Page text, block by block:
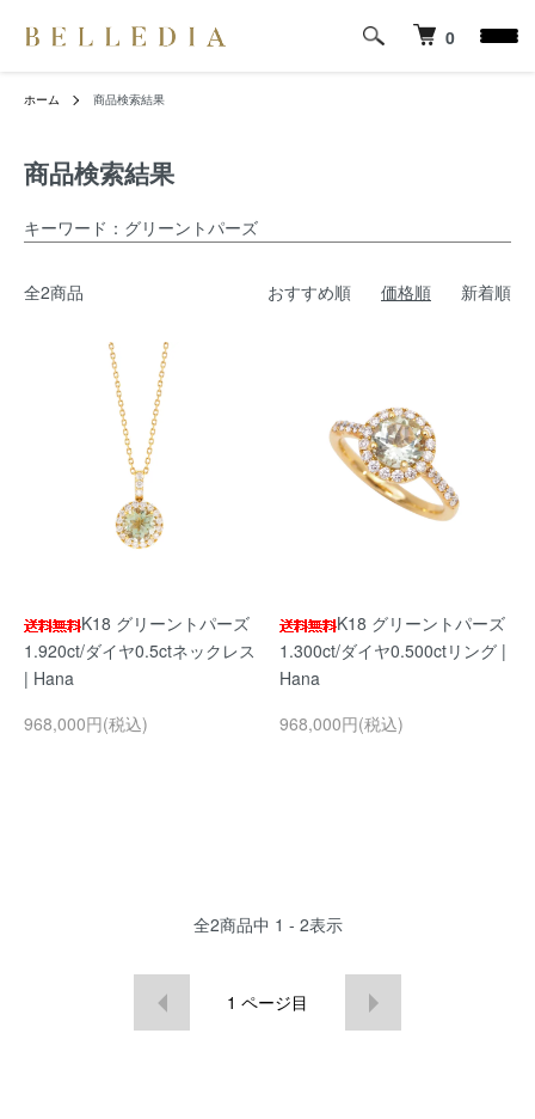
0
ホーム 商品検索結果
商品検索結果
キーワード：グリーントパーズ
全2商品 おすすめ順 価格順 新着順
K18 グリーントパーズ
1.920ct/ダイヤ0.5ctネックレス
| Hana
968,000円(税込)
K18 グリーントパーズ
1.300ct/ダイヤ0.500ctリング |
Hana
968,000円(税込)
全2商品中 1 - 2表示
1 ページ目